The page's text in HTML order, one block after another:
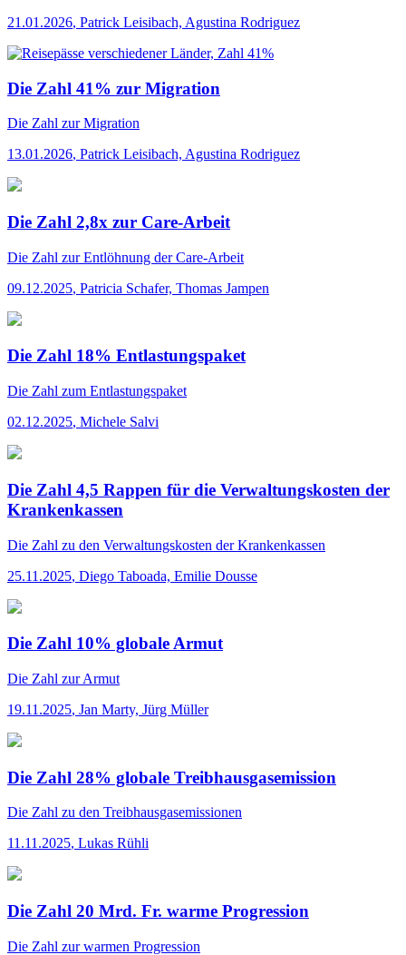
21.01.2026, Patrick Leisibach, Agustina Rodriguez
Die Zahl 41% zur Migration
Die Zahl zur Migration
13.01.2026, Patrick Leisibach, Agustina Rodriguez
Die Zahl 2,8x zur Care-Arbeit
Die Zahl zur Entlöhnung der Care-Arbeit
09.12.2025, Patricia Schafer, Thomas Jampen
Die Zahl 18% Entlastungspaket
Die Zahl zum Entlastungspaket
02.12.2025, Michele Salvi
Die Zahl 4,5 Rappen für die Verwaltungskosten der
Krankenkassen
Die Zahl zu den Verwaltungskosten der Krankenkassen
25.11.2025, Diego Taboada, Emilie Dousse
Die Zahl 10% globale Armut
Die Zahl zur Armut
19.11.2025, Jan Marty, Jürg Müller
Die Zahl 28% globale Treibhausgasemission
Die Zahl zu den Treibhausgasemissionen
11.11.2025, Lukas Rühli
Die Zahl 20 Mrd. Fr. warme Progression
Die Zahl zur warmen Progression